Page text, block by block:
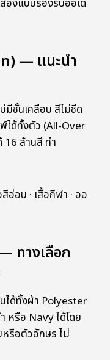
องแบบรองรับออเด
— แนะนำ
มีชั้นเคลือบ สีไม่ซีด
ได้ทั้งตัว (All-Over
16 ล้านสี ทำ
อน · เสื้อกีฬา · ออ
ทางเลือก
ด้ทั้งผ้า Polyester
หรือ Navy ได้โดย
หรือตัวอักษร ไม่